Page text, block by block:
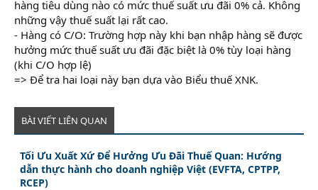
hàng tiêu dùng nào có mức thuế suất ưu đãi 0% cả. Không
những vậy thuế suất lại rất cao.
- Hàng có C/O: Trường hợp này khi bạn nhập hàng sẽ được
hưởng mức thuế suất ưu đãi đặc biệt là 0% tùy loại hàng
(khi C/O hợp lệ)
=> Để tra hai loại này bạn dựa vào Biểu thuế XNK.
BÀI VIẾT LIÊN QUAN
Tối Ưu Xuất Xứ Để Hưởng Ưu Đãi Thuế Quan: Hướng
dẫn thực hành cho doanh nghiệp Việt (EVFTA, CPTPP,
RCEP)